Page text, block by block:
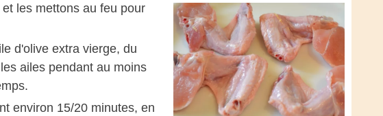
les mettons au feu pour
d'olive extra vierge, du
ailes pendant au moins
environ 15/20 minutes, en